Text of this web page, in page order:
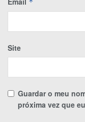
Site
Guardar o meu
próxima vez que